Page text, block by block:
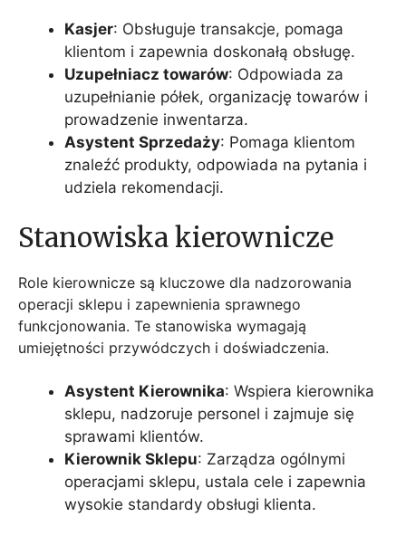
Kasjer: Obsługuje transakcje, pomaga
klientom i zapewnia doskonałą obsługę.
Uzupełniacz towarów: Odpowiada za
uzupełnianie półek, organizację towarów i
prowadzenie inwentarza.
Asystent Sprzedaży: Pomaga klientom
znaleźć produkty, odpowiada na pytania i
udziela rekomendacji.
Stanowiska kierownicze
Role kierownicze są kluczowe dla nadzorowania
operacji sklepu i zapewnienia sprawnego
funkcjonowania. Te stanowiska wymagają
umiejętności przywódczych i doświadczenia.
Asystent Kierownika: Wspiera kierownika
sklepu, nadzoruje personel i zajmuje się
sprawami klientów.
Kierownik Sklepu: Zarządza ogólnymi
operacjami sklepu, ustala cele i zapewnia
wysokie standardy obsługi klienta.